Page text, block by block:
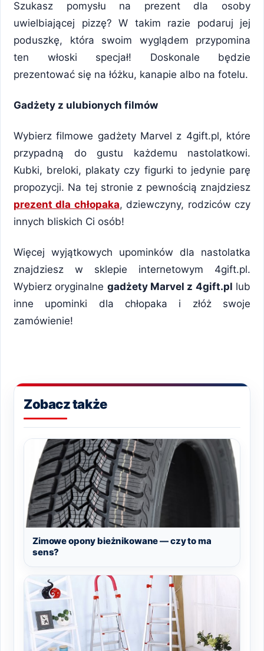
Szukasz pomysłu na prezent dla osoby
uwielbiającej pizzę? W takim razie podaruj jej
poduszkę, która swoim wyglądem przypomina
ten włoski specjał! Doskonale będzie
prezentować się na łóżku, kanapie albo na fotelu.
Gadżety z ulubionych filmów
Wybierz filmowe gadżety Marvel z 4gift.pl, które
przypadną do gustu każdemu nastolatkowi.
Kubki, breloki, plakaty czy figurki to jedynie parę
propozycji. Na tej stronie z pewnością znajdziesz
prezent dla chłopaka, dziewczyny, rodziców czy
innych bliskich Ci osób!
Więcej wyjątkowych upominków dla nastolatka
znajdziesz w sklepie internetowym 4gift.pl.
Wybierz oryginalne gadżety Marvel z 4gift.pl lub
inne upominki dla chłopaka i złóż swoje
zamówienie!
Zobacz także
Zimowe opony bieżnikowane — czy to ma
sens?